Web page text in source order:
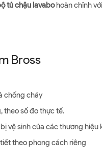
tủ chậu lavabohoàn chỉnh
Bross
chống cháy
theo số đo thực tế.
vệ sinh của các thương hiệu
theo phong cách riêng